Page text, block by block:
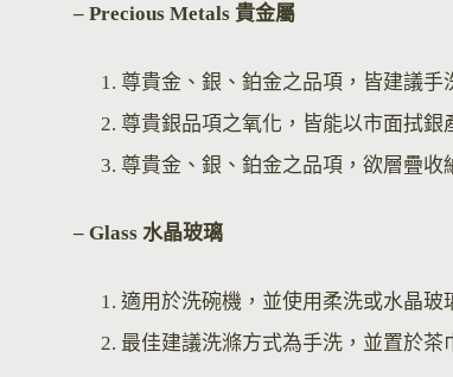
– Precious Metals 貴金屬
尊貴金、銀、鉑金之品項，皆建議手
尊貴銀品項之氧化，皆能以市面拭銀
尊貴金、銀、鉑金之品項，欲層疊收
– Glass 水晶玻璃
適用於洗碗機，並使用柔洗或水晶
最佳建議洗滌方式為手洗，並置於茶